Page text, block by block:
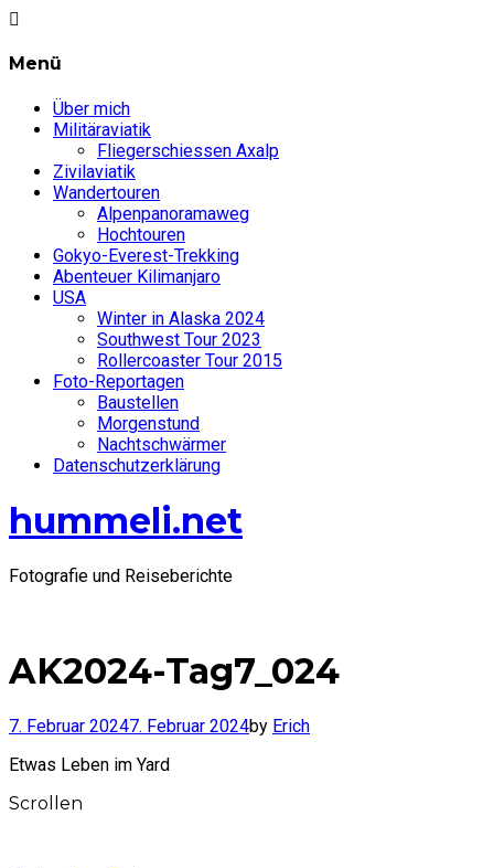
Menü
Über mich
Militäraviatik
Fliegerschiessen Axalp
Zivilaviatik
Wandertouren
Alpenpanoramaweg
Hochtouren
Gokyo-Everest-Trekking
Abenteuer Kilimanjaro
USA
Winter in Alaska 2024
Southwest Tour 2023
Rollercoaster Tour 2015
Foto-Reportagen
Baustellen
Morgenstund
Nachtschwärmer
Datenschutzerklärung
hummeli.net
Fotografie und Reiseberichte
AK2024-Tag7_024
7. Februar 20247. Februar 2024by Erich
Etwas Leben im Yard
Scrollen